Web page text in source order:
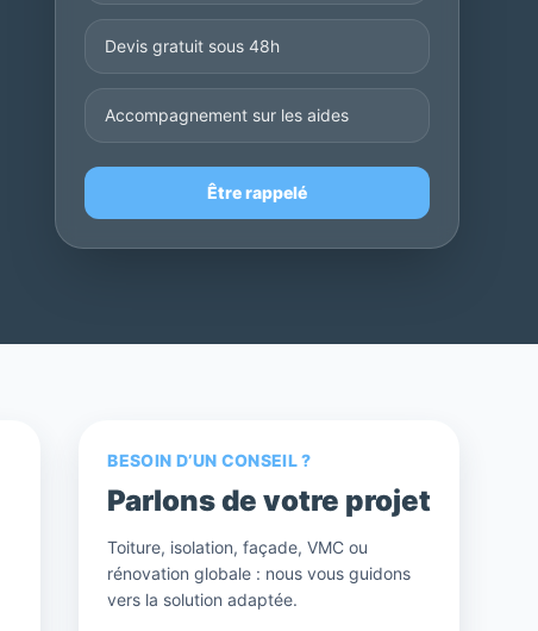
Devis gratuit sous 48h
Accompagnement sur les aides
Être rappelé
BESOIN D’UN CONSEIL ?
Parlons de votre projet
Toiture, isolation, façade, VMC ou
rénovation globale : nous vous guidons
vers la solution adaptée.